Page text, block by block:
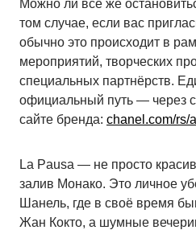
Можно ли всё же
том случае, если вас
обычно это происходит в
мероприятий, творческих
специальных партнёрств.
официальный путь — через
сайте бренда: chanel.com/rs/
La Pausa — не просто
залив Монако. Это личное
Шанель, где в своё время
Жан Кокто, а шумные